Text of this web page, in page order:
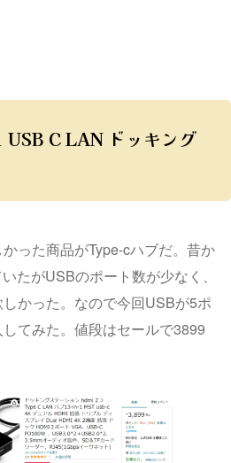
C LAN ドッキング
った商品がType-cハブだ。昔か
たがUSBのポート数が少なく、
かった。なので今回USBが5ポ
てみた。値段はセールで3899